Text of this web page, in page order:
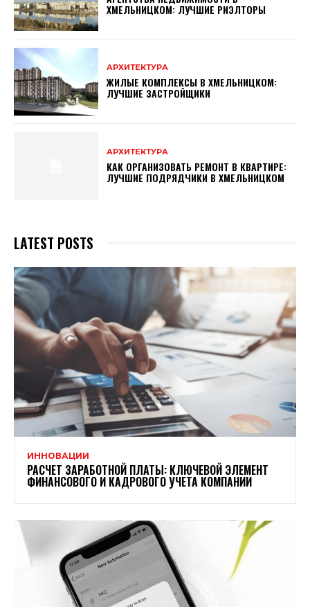
ХМЕЛЬНИЦКОМ: ЛУЧШИЕ РИЭЛТОРЫ
АРХИТЕКТУРА
ЖИЛЫЕ КОМПЛЕКСЫ В ХМЕЛЬНИЦКОМ:
ЛУЧШИЕ ЗАСТРОЙЩИКИ
АРХИТЕКТУРА
КАК ОРГАНИЗОВАТЬ РЕМОНТ В КВАРТИРЕ:
ЛУЧШИЕ ПОДРЯДЧИКИ В ХМЕЛЬНИЦКОМ
LATEST POSTS
ИННОВАЦИИ
РАСЧЕТ ЗАРАБОТНОЙ ПЛАТЫ: КЛЮЧЕВОЙ ЭЛЕМЕНТ
ФИНАНСОВОГО И КАДРОВОГО УЧЕТА КОМПАНИИ